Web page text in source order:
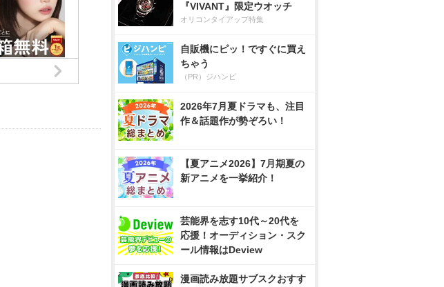
『VIVANT』限定ウオッチ
オリコンタイアップ特集
自販機にピッ！ですぐに買え
ちゃう
（PR）ジハンピ
2026年7月夏ドラマも、注目
作＆話題作が勢ぞろい！
【夏アニメ2026】7月期夏の
新アニメを一挙紹介！
芸能界を志す10代～20代を
応援！オーディション・スク
ール情報はDeview
漫画読み放題サブスクおすす